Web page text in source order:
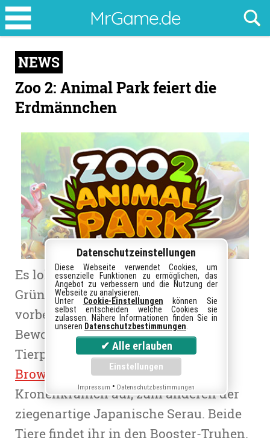
MrGame.de
Zoo
2:
Animal
Park
feiert
die
NEWS
Zoo 2: Animal Park feiert die
Erdmännchen
Es lohnt sich gleich aus mehreren
Gründen, in Zoo 2: Animal Park
vorbeizuschauen. Gleich zwei neue
Bewohner halten Einzug in euren
Tierpark. Zum einen taucht in dem
Browsergameder Südafrika-
Kronenkranich auf, zum anderen der
ziegenartige Japanische Serau. Beide
Tiere findet ihr in den Booster-Truhen.
Datenschutzeinstellungen
Diese Webseite verwendet Cookies, um
essenzielle Funktionen zu ermöglichen, das
Angebot zu verbessern und die Nutzung der
Webseite zu analysieren.
Unter Cookie-Einstellungen können Sie
selbst entscheiden welche Cookies sie
zulassen. Nähere Informationen finden Sie in
unseren Datenschutzbestimmungen
Impressum • Datenschutzbestimmungen